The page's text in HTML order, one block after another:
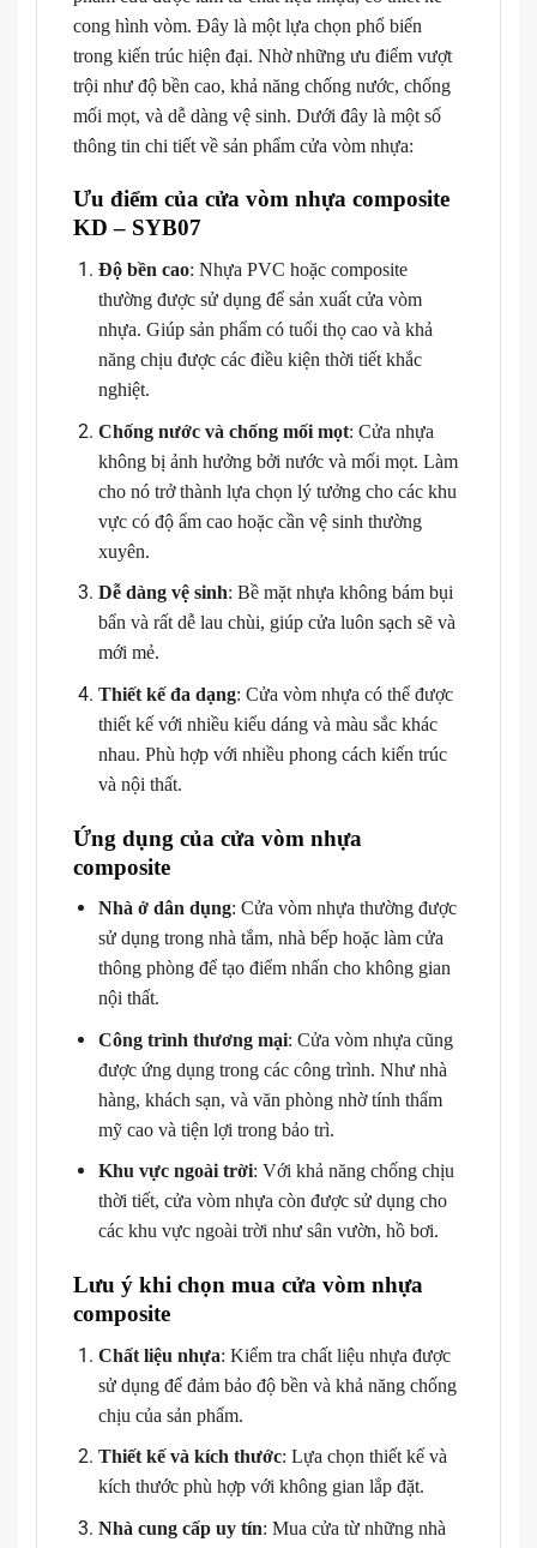
cong hình vòm. Đây là một lựa chọn phổ biến
trong kiến trúc hiện đại. Nhờ những ưu điểm vượt
trội như độ bền cao, khả năng chống nước, chống
mối mọt, và dễ dàng vệ sinh. Dưới đây là một số
thông tin chi tiết về sản phẩm cửa vòm nhựa:
Ưu điểm của cửa vòm nhựa composite
KD – SYB07
Độ bền cao: Nhựa PVC hoặc composite
thường được sử dụng để sản xuất cửa vòm
nhựa. Giúp sản phẩm có tuổi thọ cao và khả
năng chịu được các điều kiện thời tiết khắc
nghiệt.
Chống nước và chống mối mọt: Cửa nhựa
không bị ảnh hưởng bởi nước và mối mọt. Làm
cho nó trở thành lựa chọn lý tưởng cho các khu
vực có độ ẩm cao hoặc cần vệ sinh thường
xuyên.
Dễ dàng vệ sinh: Bề mặt nhựa không bám bụi
bẩn và rất dễ lau chùi, giúp cửa luôn sạch sẽ và
mới mẻ.
Thiết kế đa dạng: Cửa vòm nhựa có thể được
thiết kế với nhiều kiểu dáng và màu sắc khác
nhau. Phù hợp với nhiều phong cách kiến trúc
và nội thất.
Ứng dụng của cửa vòm nhựa
composite
Nhà ở dân dụng: Cửa vòm nhựa thường được
sử dụng trong nhà tắm, nhà bếp hoặc làm cửa
thông phòng để tạo điểm nhấn cho không gian
nội thất.
Công trình thương mại: Cửa vòm nhựa cũng
được ứng dụng trong các công trình. Như nhà
hàng, khách sạn, và văn phòng nhờ tính thẩm
mỹ cao và tiện lợi trong bảo trì.
Khu vực ngoài trời: Với khả năng chống chịu
thời tiết, cửa vòm nhựa còn được sử dụng cho
các khu vực ngoài trời như sân vườn, hồ bơi.
Lưu ý khi chọn mua cửa vòm nhựa
composite
Chất liệu nhựa: Kiểm tra chất liệu nhựa được
sử dụng để đảm bảo độ bền và khả năng chống
chịu của sản phẩm.
Thiết kế và kích thước: Lựa chọn thiết kế và
kích thước phù hợp với không gian lắp đặt.
Nhà cung cấp uy tín: Mua cửa từ những nhà